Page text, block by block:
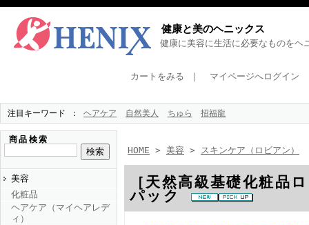
健康と美のヘニックス
健康に美容に生活に必要なものをヘ
カートをみる ｜ マイページへログイン
注目キーワード ヘアケア 自然美人 ちゅら 招福龍
商品検索
美容
化粧品
ヘアケア（マイヘアレデ
ィ）
HOME > 美容 > スキンケア（ロビアン）
［天然高級基礎化粧品
パック